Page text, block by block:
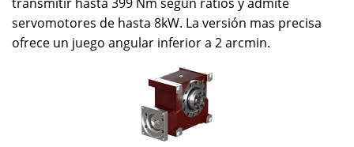
servomotores de hasta 8kW. La versión mas precisa
ofrece un juego angular inferior a 2 arcmin.